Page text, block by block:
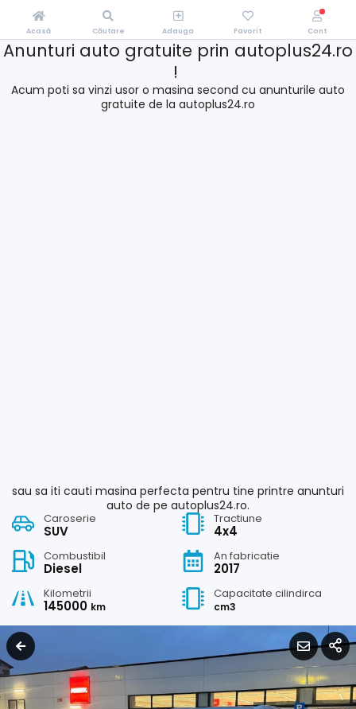
Anunturi auto gratuite prin autoplus24.ro
!
Acum poti sa vinzi usor o masina second cu anunturile auto
gratuite de la autoplus24.ro
sau sa iti cauti masina perfecta pentru tine printre anunturi
auto de pe autoplus24.ro.
Caroserie
SUV
Tractiune
4x4
Combustibil
Diesel
An fabricatie
2017
Kilometrii
145000 km
Capacitate cilindirca
cm3
Acasă Căutare Adauga Favorit Cont